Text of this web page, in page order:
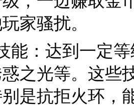
家骚扰。
能：达到一定
之光等。这些
是抗拒火环，